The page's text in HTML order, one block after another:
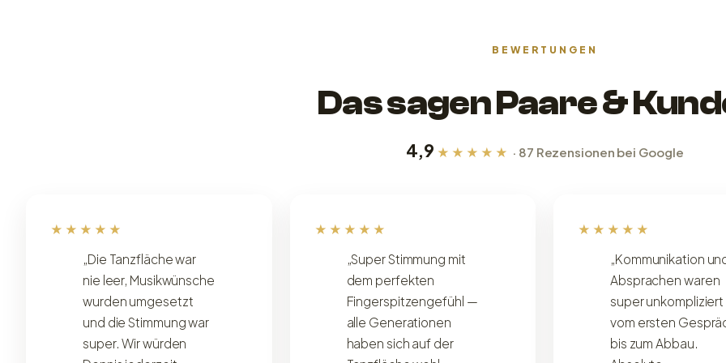
BEWERTUNGEN
Das sagen Paare &
4,9 ★★★★★ · 87 Rezensionen bei Google
★★★★★
„Die Tanzfläche war
nie leer, Musikwünsche
wurden umgesetzt
und die Stimmung war
super. Wir würden
★★★★★
„Super Stimmung mit
dem perfekten
Fingerspitzengefühl —
alle Generationen
haben sich auf der
★★★★★
„Kommunikation
Absprachen waren
super
vom ersten
bis zum Abbau.